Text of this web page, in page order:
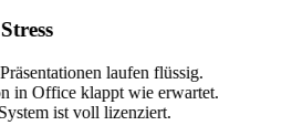
laufen flüssig.
in Office klappt wie erwartet.
ist voll lizenziert.